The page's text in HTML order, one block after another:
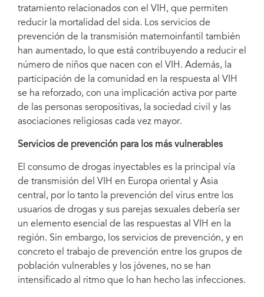
tratamiento relacionados con el VIH, que permiten
reducir la mortalidad del sida. Los servicios de
prevención de la transmisión maternoinfantil también
han aumentado, lo que está contribuyendo a reducir el
número de niños que nacen con el VIH. Además, la
participación de la comunidad en la respuesta al VIH
se ha reforzado, con una implicación activa por parte
de las personas seropositivas, la sociedad civil y las
asociaciones religiosas cada vez mayor.
Servicios de prevención para los más vulnerables
El consumo de drogas inyectables es la principal vía
de transmisión del VIH en Europa oriental y Asia
central, por lo tanto la prevención del virus entre los
usuarios de drogas y sus parejas sexuales debería ser
un elemento esencial de las respuestas al VIH en la
región. Sin embargo, los servicios de prevención, y en
concreto el trabajo de prevención entre los grupos de
población vulnerables y los jóvenes, no se han
intensificado al ritmo que lo han hecho las infecciones.